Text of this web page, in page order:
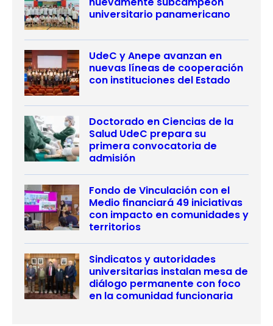
universitario panamericano
UdeC y Anepe avanzan en
nuevas líneas de cooperación
con instituciones del Estado
Doctorado en Ciencias de la
Salud UdeC prepara su
primera convocatoria de
admisión
Fondo de Vinculación con el
Medio financiará 49 iniciativas
con impacto en comunidades y
territorios
Sindicatos y autoridades
universitarias instalan mesa de
diálogo permanente con foco
en la comunidad funcionaria